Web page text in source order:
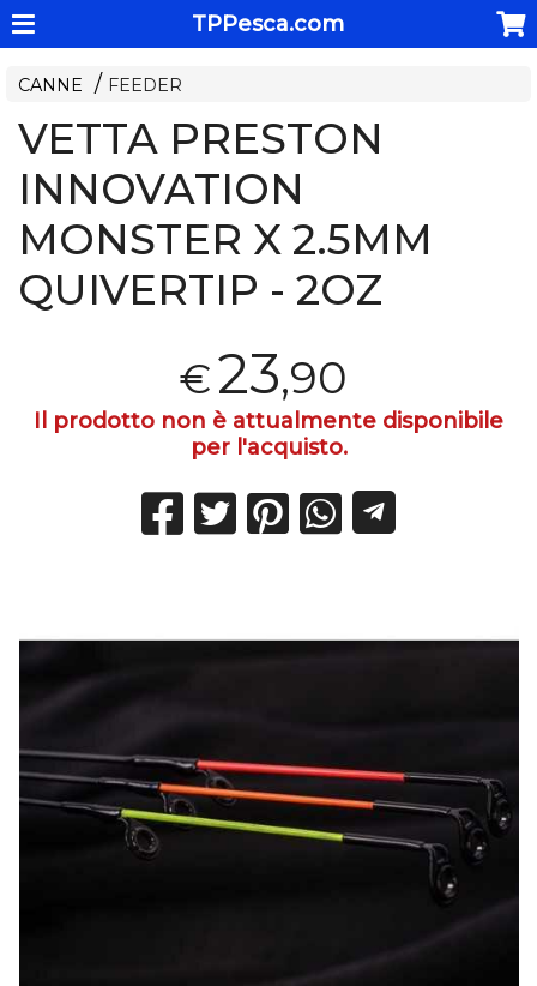
TPPesca.com
CANNE FEEDER
VETTA PRESTON
INNOVATION
MONSTER X 2.5MM
QUIVERTIP - 2OZ
€23,90
Il prodotto non è attualmente disponibile
per l'acquisto.